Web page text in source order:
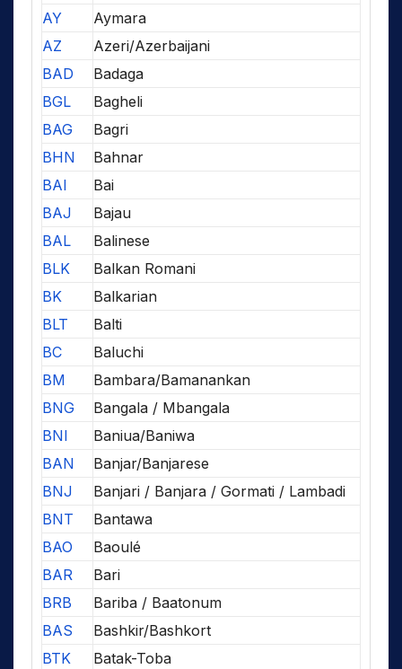
AY
Aymara
AZ
Azeri/Azerbaijani
BAD
Badaga
BGL
Bagheli
BAG
Bagri
BHN
Bahnar
BAI
Bai
BAJ
Bajau
BAL
Balinese
BLK
Balkan Romani
BK
Balkarian
BLT
Balti
BC
Baluchi
BM
Bambara/Bamanankan
BNG
Bangala / Mbangala
BNI
Baniua/Baniwa
BAN
Banjar/Banjarese
BNJ
Banjari / Banjara / Gormati / Lambadi
BNT
Bantawa
BAO
Baoulé
BAR
Bari
BRB
Bariba / Baatonum
BAS
Bashkir/Bashkort
BTK
Batak-Toba